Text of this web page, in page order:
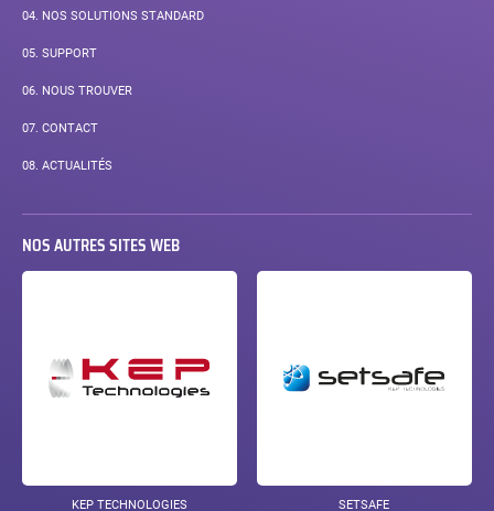
04. NOS SOLUTIONS STANDARD
05. SUPPORT
06. NOUS TROUVER
07. CONTACT
08. ACTUALITÉS
NOS AUTRES SITES WEB
KEP TECHNOLOGIES SETSAFE